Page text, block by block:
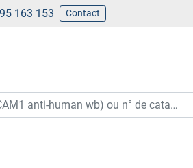
163 153 Contact